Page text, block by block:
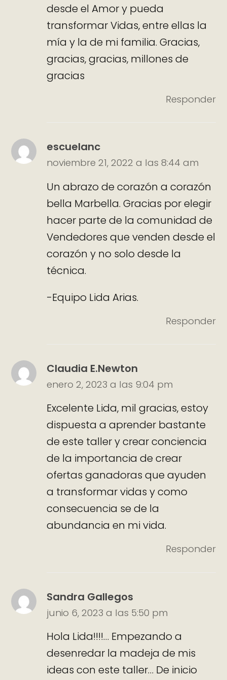
desde el Amor y pueda
transformar Vidas, entre ellas la
mía y la de mi familia. Gracias,
gracias, gracias, millones de
gracias
Responder
escuelanc
noviembre 21, 2022 a las 8:44 am
Un abrazo de corazón a corazón
bella Marbella. Gracias por elegir
hacer parte de la comunidad de
Vendedores que venden desde el
corazón y no solo desde la
técnica.
-Equipo Lida Arias.
Responder
Claudia E.Newton
enero 2, 2023 a las 9:04 pm
Excelente Lida, mil gracias, estoy
dispuesta a aprender bastante
de este taller y crear conciencia
de la importancia de crear
ofertas ganadoras que ayuden
a transformar vidas y como
consecuencia se de la
abundancia en mi vida.
Responder
Sandra Gallegos
junio 6, 2023 a las 5:50 pm
Hola Lida!!!!… Empezando a
desenredar la madeja de mis
ideas con este taller… De inicio